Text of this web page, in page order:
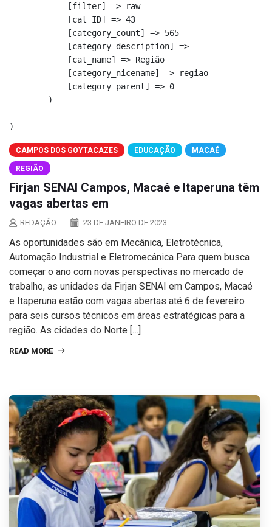
            [filter] => raw
            [cat_ID] => 43
            [category_count] => 565
            [category_description] =>
            [cat_name] => Região
            [category_nicename] => regiao
            [category_parent] => 0
        )
CAMPOS DOS GOYTACAZES EDUCAÇÃO MACAÉ
REGIÃO
Firjan SENAI Campos, Macaé e Itaperuna têm
vagas abertas em
REDAÇÃO 23 DE JANEIRO DE 2023
As oportunidades são em Mecânica, Eletrotécnica,
Automação Industrial e Eletromecânica Para quem busca
começar o ano com novas perspectivas no mercado de
trabalho, as unidades da Firjan SENAI em Campos, Macaé
e Itaperuna estão com vagas abertas até 6 de fevereiro
para seis cursos técnicos em áreas estratégicas para a
região. As cidades do Norte […]
READ MORE